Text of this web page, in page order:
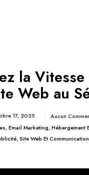
la Vitesse
Web au
17, 2025
Aucun
,Email Marketing,Hébergement
,Site Web Et Communication